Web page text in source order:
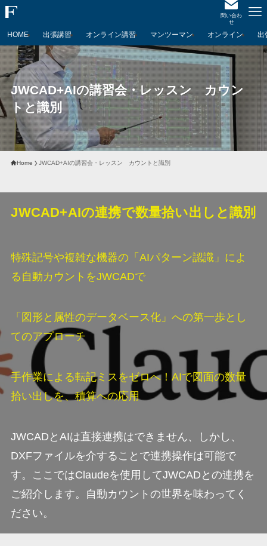
問い合わ
せ
HOME 出張講習 オンライン講習 マンツーマン オンライン 出
JWCAD+AIの講習会・レッスン カウン
トと識別
Home JWCAD+AIの講習会・レッスン カウントと識別
JWCAD+AIの連携で数量拾い出しと識別
特殊記号や複雑な機器の「AIパターン認識」によ
る自動カウントをJWCADで
「図形と属性のデータベース化」への第一歩とし
てのアプローチ
手作業による転記ミスをゼロへ！AIで図面の数量
拾い出しを、積算への応用
JWCADとAIは直接連携はできません、しかし、
DXFファイルを介することで連携操作は可能で
す。ここではClaudeを使用してJWCADとの連携を
ご紹介します。自動カウントの世界を味わってく
ださい。